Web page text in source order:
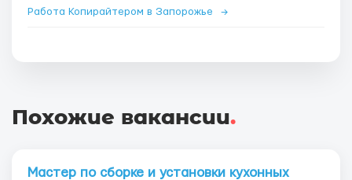
Работа Копирайтером в Запорожье →
Похожие вакансии.
Мастер по сборке и установки кухонных